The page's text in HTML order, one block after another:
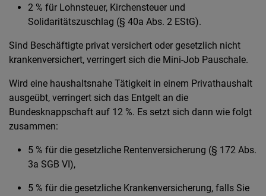
2 % für Lohnsteuer, Kirchensteuer und
Solidaritätszuschlag (§ 40a Abs. 2 EStG).
Sind Beschäftigte privat versichert oder gesetzlich nicht
krankenversichert, verringert sich die Mini-Job Pauschale.
Wird eine haushaltsnahe Tätigkeit in einem Privathaushalt
ausgeübt, verringert sich das Entgelt an die
Bundesknappschaft auf 12 %. Es setzt sich dann wie folgt
zusammen:
5 % für die gesetzliche Rentenversicherung (§ 172 Abs.
3a SGB VI),
5 % für die gesetzliche Krankenversicherung, falls Sie